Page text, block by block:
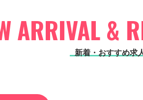
ARRIVAL &
新着・おすすめ求